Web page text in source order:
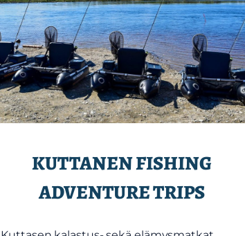
KUTTANEN FISHING
ADVENTURE TRIPS